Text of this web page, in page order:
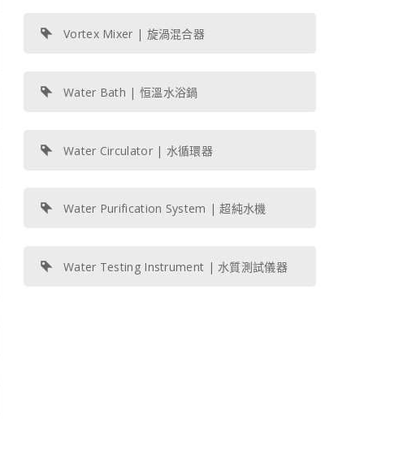
Vortex Mixer | 旋渦混合器
Water Bath | 恒溫水浴鍋
Water Circulator | 水循環器
Water Purification System | 超純水機
Water Testing Instrument | 水質測試儀器